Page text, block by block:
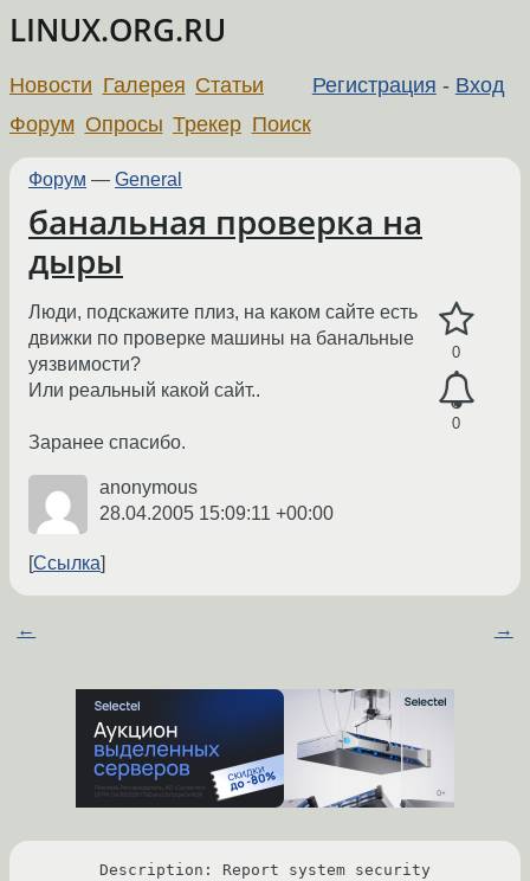
LINUX.ORG.RU
Регистрация - Вход
Новости Галерея Статьи
Форум Опросы Трекер Поиск
Форум — General
банальная проверка на
дыры
0
0
Люди, подскажите плиз, на каком сайте есть
движки по проверке машины на банальные
уязвимости?
Или реальный какой сайт..
Заранее спасибо.
anonymous
28.04.2005 15:09:11 +00:00
Ссылка
← →
Description: Report system security